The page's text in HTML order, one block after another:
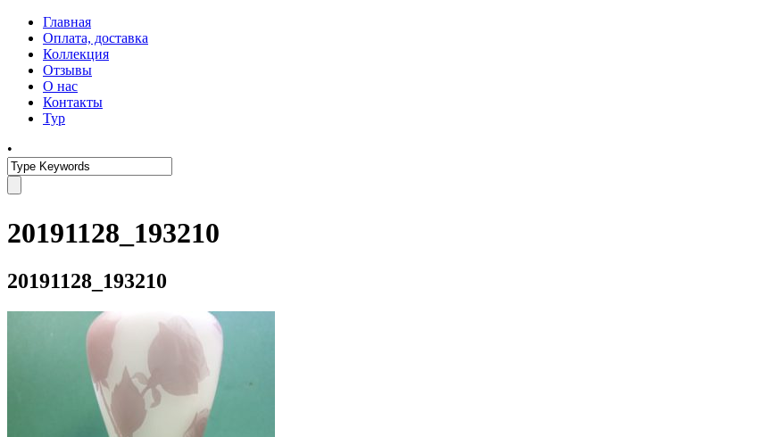
Главная
Оплата, доставка
Коллекция
Отзывы
О нас
Контакты
Тур
•
20191128_193210
20191128_193210